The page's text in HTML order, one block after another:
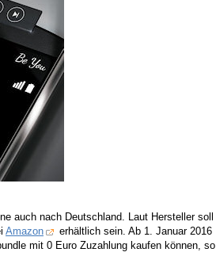
auch nach Deutschland. Laut Hersteller soll
Amazon
erhältlich sein. Ab 1. Januar 2016
mit 0 Euro Zuzahlung kaufen können, so